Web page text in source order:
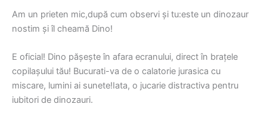
Am un prieten mic,după cum observi și tu:este un dinozaur
nostim și îl cheamă Dino!
E oficial! Dino pășește în afara ecranului, direct în brațele
copilașului tău! Bucurati-va de o calatorie jurasica cu
miscare, lumini ai sunete!Iata, o jucarie distractiva pentru
iubitori de dinozauri.